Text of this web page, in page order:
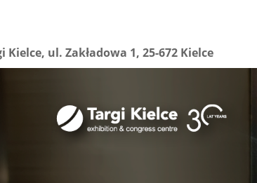
Kielce, ul. Zakładowa 1, 25-672 Kielce